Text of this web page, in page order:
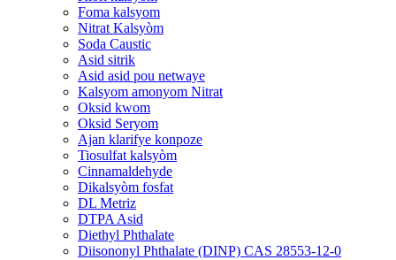
Foma kalsyom
Nitrat Kalsyòm
Soda Caustic
Asid sitrik
Asid asid pou netwaye
Kalsyom amonyom Nitrat
Oksid kwom
Oksid Seryom
Ajan klarifye konpoze
Tiosulfat kalsyòm
Cinnamaldehyde
Dikalsyòm fosfat
DL Metriz
DTPA Asid
Diethyl Phthalate
Diisononyl Phthalate (DINP) CAS 28553-12-0